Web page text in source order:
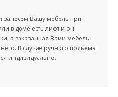
занесем Вашу мебель при
в доме есть лифт и он
а заказанная Вами мебель
В случае ручного подъема
индивидуально.